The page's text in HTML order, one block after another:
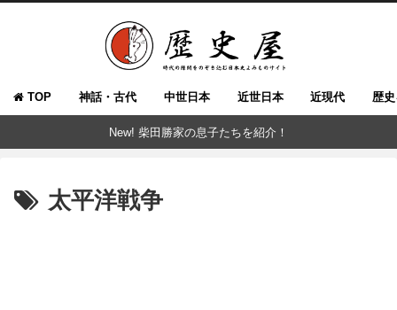
TOP 神話・古代 中世日本 近世日本 近現代 歴
New! 柴田勝家の息子たちを紹介！
太平洋戦争